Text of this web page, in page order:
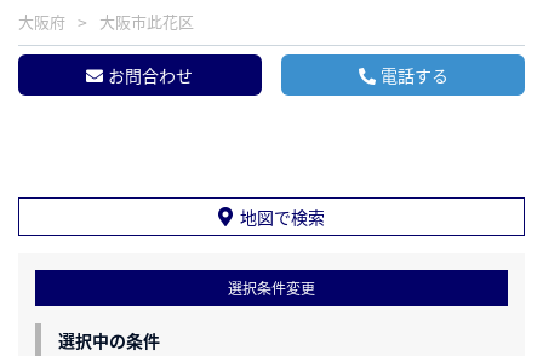
大阪府 大阪市此花区
お問合わせ 電話する
地図で検索
選択条件変更
選択中の条件